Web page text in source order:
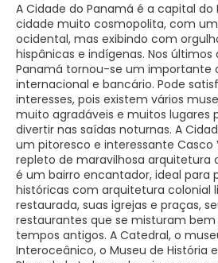
A Cidade do Panamá é a capital do
cidade muito cosmopolita, com
ocidental, mas exibindo com
hispânicas e indígenas. Nos últimos
Panamá tornou-se um importante
internacional e bancário. Pode
interesses, pois existem vários
muito agradáveis e muitos lugares
divertir nas saídas noturnas. A
um pitoresco e interessante Casco
repleto de maravilhosa arquitetura
é um bairro encantador, ideal para
históricas com arquitetura colonial
restaurada, suas igrejas e praças,
restaurantes que se misturam
tempos antigos. A Catedral, o
Interoceânico, o Museu de História